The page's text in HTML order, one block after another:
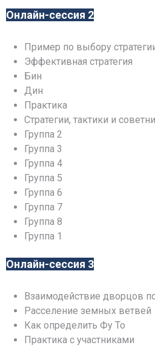
Онлайн-сессия 2
Пример по выбору
Эффективная стратегия
Бин
Дин
Практика
Стратегии, тактики и
Группа 2
Группа 3
Группа 4
Группа 5
Группа 6
Группа 7
Группа 8
Группа 1
Онлайн-сессия 3
Взаимодействие дворцов
Расселение земных ветвей
Как определить Фу То
Практика с участниками